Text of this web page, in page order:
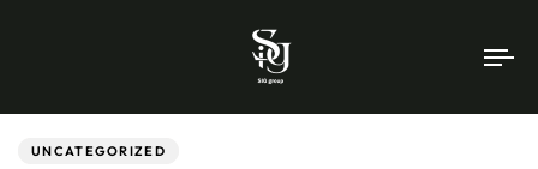
UNCATEGORIZED